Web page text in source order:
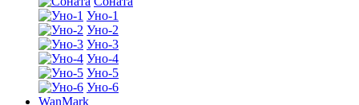
Уно-1
Уно-2
Уно-3
Уно-4
Уно-5
Уно-6
WanMark